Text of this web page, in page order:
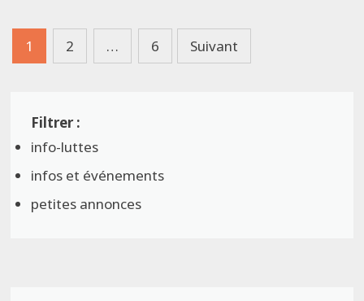
Pagination
des
1 2 … 6 Suivant
info-luttes
infos et événements
petites annonces